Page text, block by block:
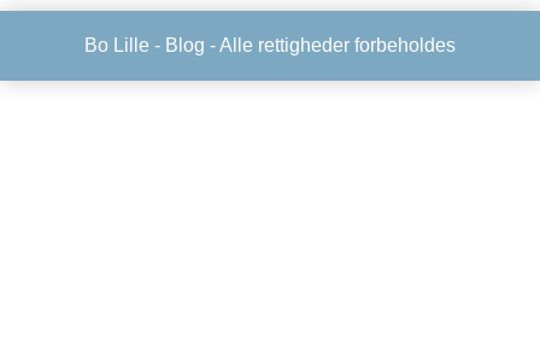
Bo Lille - Blog - Alle rettigheder forbeholdes